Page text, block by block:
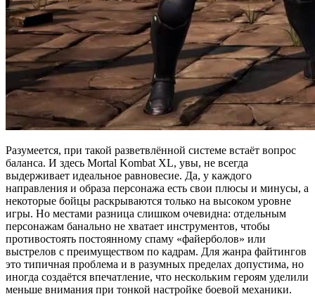
Разумеется, при такой разветвлённой системе встаёт вопрос
баланса. И здесь Mortal Kombat XL, увы, не всегда
выдерживает идеальное равновесие. Да, у каждого
направления и образа персонажа есть свои плюсы и минусы, а
некоторые бойцы раскрываются только на высоком уровне
игры. Но местами разница слишком очевидна: отдельным
персонажам банально не хватает инструментов, чтобы
противостоять постоянному спаму «файерболов» или
выстрелов с преимуществом по кадрам. Для жанра файтингов
это типичная проблема и в разумных пределах допустима, но
иногда создаётся впечатление, что нескольким героям уделили
меньше внимания при тонкой настройке боевой механики.